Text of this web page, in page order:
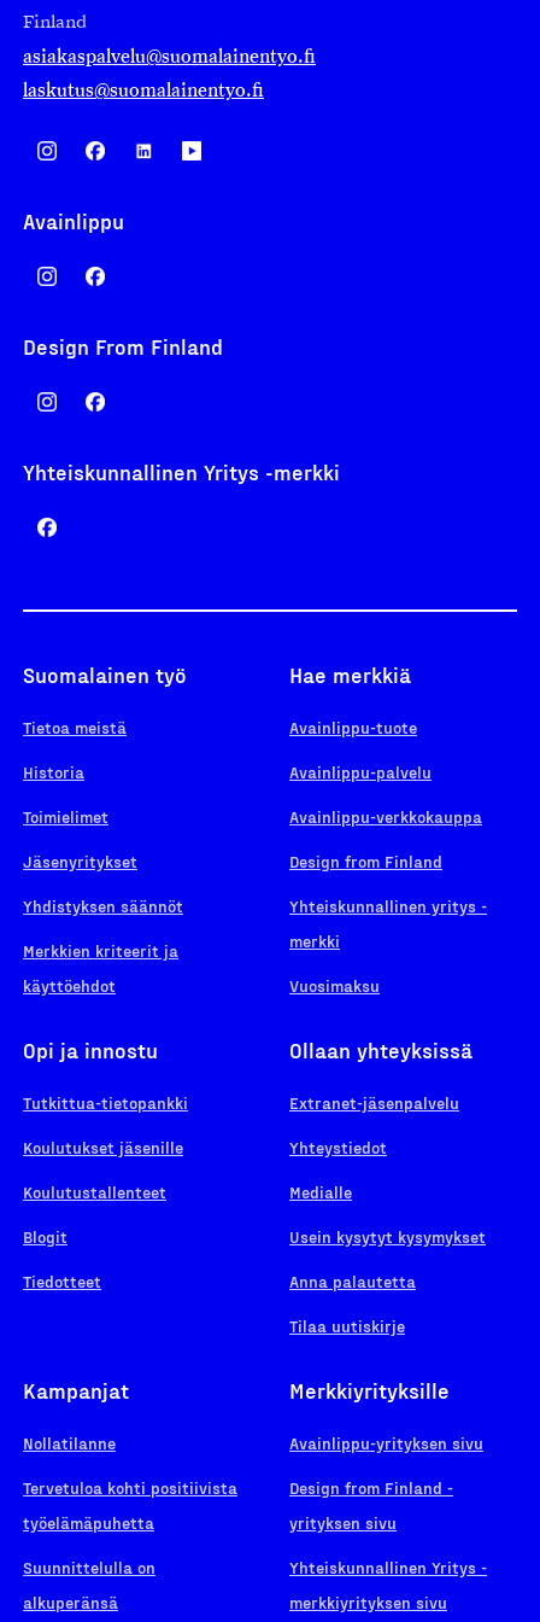
Finland
asiakaspalvelu@suomalainentyo.fi
laskutus@suomalainentyo.fi
Avainlippu
Design From Finland
Yhteiskunnallinen Yritys -merkki
Suomalainen työ
Tietoa meistä
Historia
Toimielimet
Jäsenyritykset
Yhdistyksen säännöt
Merkkien kriteerit ja
käyttöehdot
Hae merkkiä
Avainlippu-tuote
Avainlippu-palvelu
Avainlippu-verkkokauppa
Design from Finland
Yhteiskunnallinen yritys -
merkki
Vuosimaksu
Opi ja innostu
Tutkittua-tietopankki
Koulutukset jäsenille
Koulutustallenteet
Blogit
Tiedotteet
Ollaan yhteyksissä
Extranet-jäsenpalvelu
Yhteystiedot
Medialle
Usein kysytyt kysymykset
Anna palautetta
Tilaa uutiskirje
Kampanjat
Nollatilanne
Tervetuloa kohti positiivista
työelämäpuhetta
Suunnittelulla on
alkuperänsä
Merkkiyrityksille
Avainlippu-yrityksen sivu
Design from Finland -
yrityksen sivu
Yhteiskunnallinen Yritys -
merkkiyrityksen sivu